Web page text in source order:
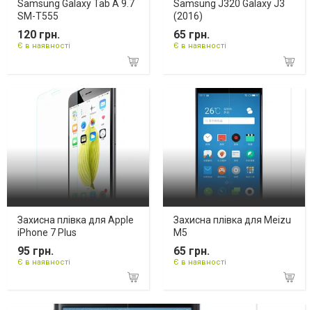
Samsung Galaxy Tab A 9.7
SM-T555
120 грн.
Є в наявності
Samsung J320 Galaxy J3
(2016)
65 грн.
Є в наявності
Захисна плівка для Apple
iPhone 7 Plus
95 грн.
Є в наявності
Захисна плівка для Meizu
M5
65 грн.
Є в наявності